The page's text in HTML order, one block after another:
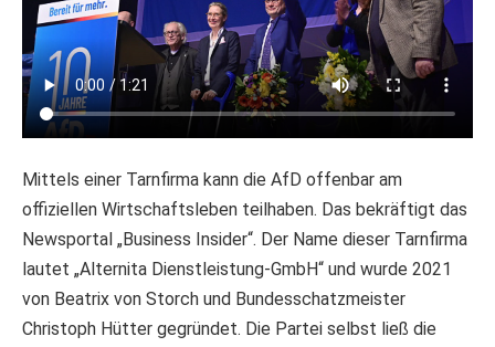
Mittels einer Tarnfirma kann die AfD offenbar am
offiziellen Wirtschaftsleben teilhaben. Das bekräftigt das
Newsportal „Business Insider“. Der Name dieser Tarnfirma
lautet „Alternita Dienstleistung-GmbH“ und wurde 2021
von Beatrix von Storch und Bundesschatzmeister
Christoph Hütter gegründet. Die Partei selbst ließ die